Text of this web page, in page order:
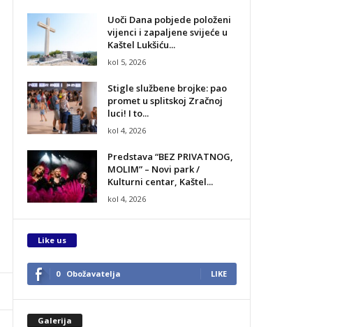
Uoči Dana pobjede položeni
vijenci i zapaljene svijeće u
Kaštel Lukšiću...
kol 5, 2026
Stigle službene brojke: pao
promet u splitskoj Zračnoj
luci! I to...
kol 4, 2026
Predstava “BEZ PRIVATNOG,
MOLIM” – Novi park /
Kulturni centar, Kaštel...
kol 4, 2026
Like us
0 Obožavatelja LIKE
Galerija